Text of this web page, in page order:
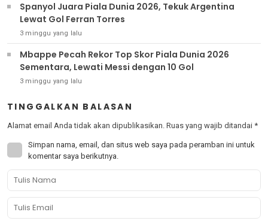
Spanyol Juara Piala Dunia 2026, Tekuk Argentina
Lewat Gol Ferran Torres
3 minggu yang lalu
Mbappe Pecah Rekor Top Skor Piala Dunia 2026
Sementara, Lewati Messi dengan 10 Gol
3 minggu yang lalu
TINGGALKAN BALASAN
Alamat email Anda tidak akan dipublikasikan. Ruas yang wajib ditandai *
Simpan nama, email, dan situs web saya pada peramban ini untuk
komentar saya berikutnya.